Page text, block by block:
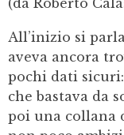
All’inizio si
aveva ancora
pochi dati
che bastava da
poi una collana